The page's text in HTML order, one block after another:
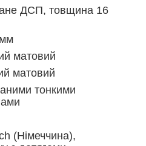
ДСП, товщина 16
матовий
матовий
тонкими
(Німеччина),